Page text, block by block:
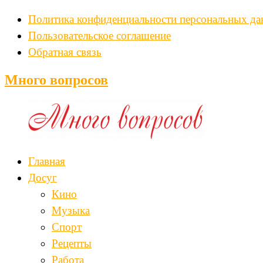
Политика конфиденциальности персональных
Пользовательское соглашение
Обратная связь
Много вопросов
Главная
Досуг
Кино
Музыка
Спорт
Рецепты
Работа